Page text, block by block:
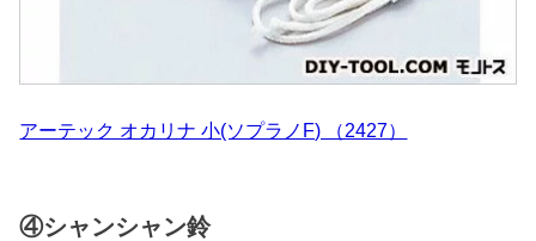
アーテック オカリナ 小(ソプラノF) （2427）
④シャンシャン鈴